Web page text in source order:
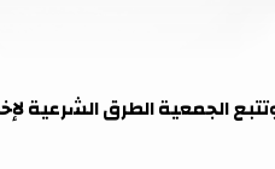
الجمعية الطرق الشرعية